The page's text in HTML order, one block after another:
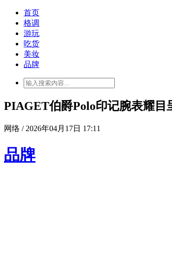
首页
格调
游玩
吃货
美妆
品牌
PIAGET伯爵Polo印记腕表耀目
网络 / 2026年04月17日 17:11
品牌